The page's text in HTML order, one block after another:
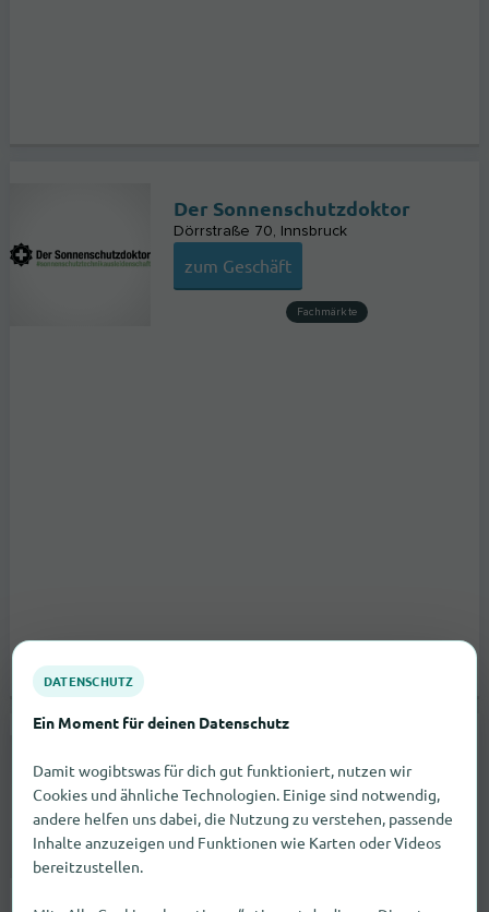
Der Sonnenschutzdoktor
Dörrstraße 70 Innsbruck
zum Geschäft
Fachmärkte
Wagramer Straße 115 Wien
zum Geschäft
DATENSCHUTZ
Ein Moment für deinen Datenschutz
Damit wogibtswas für dich gut funktioniert, nutzen wir
Cookies und ähnliche Technologien. Einige sind notwendig,
andere helfen uns dabei, die Nutzung zu verstehen, passende
Inhalte anzuzeigen und Funktionen wie Karten oder Videos
bereitzustellen.